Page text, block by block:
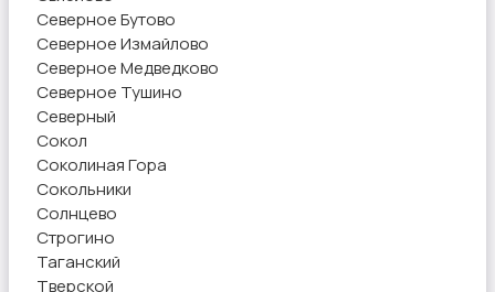
Северное Бутово
Северное Измайлово
Северное Медведково
Северное Тушино
Северный
Сокол
Соколиная Гора
Сокольники
Солнцево
Строгино
Таганский
Тверской